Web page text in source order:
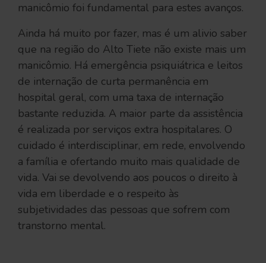
manicômio foi fundamental para estes avanços.
Ainda há muito por fazer, mas é um alivio saber
que na região do Alto Tiete não existe mais um
manicômio. Há emergência psiquiátrica e leitos
de internação de curta permanência em
hospital geral, com uma taxa de internação
bastante reduzida. A maior parte da assistência
é realizada por serviços extra hospitalares. O
cuidado é interdisciplinar, em rede, envolvendo
a família e ofertando muito mais qualidade de
vida. Vai se devolvendo aos poucos o direito à
vida em liberdade e o respeito às
subjetividades das pessoas que sofrem com
transtorno mental.